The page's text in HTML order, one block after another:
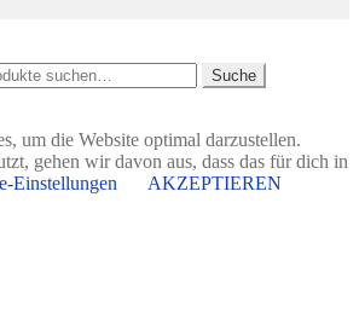
Suche
um die Website optimal darzustellen.
gehen wir davon aus, dass das für dich in
Einstellungen
AKZEPTIEREN